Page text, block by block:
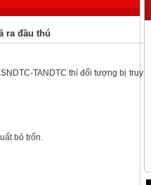
ra đầu thú
TANDTC thì đối tượng bị truy
bỏ trốn.